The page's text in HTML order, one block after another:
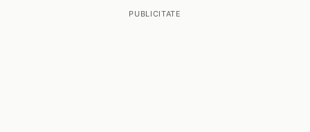
PUBLICITATE